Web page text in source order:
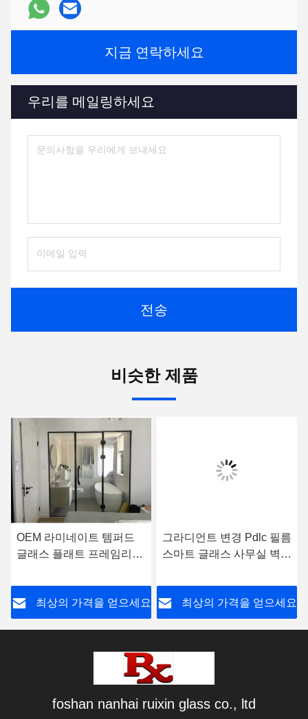
지금 연락하세요
우리를 메일링하세요
전송
비슷한 제품
OEM 라미네이트 템퍼드
글래스 플래트 프레임리스
최상의 가격을 얻으세요
그라디언트 변경 Pdlc 필름
스마트 글래스 사무실 벽에
최상의 가격을 얻으세요
foshan nanhai ruixin glass co., ltd